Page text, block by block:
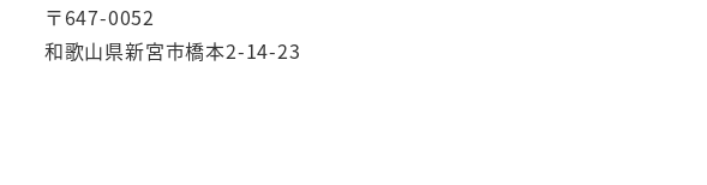
〒647-0052
和歌山県新宮市橋本2-14-23